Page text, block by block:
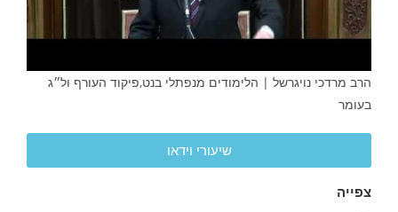
הרב מרדכי נויגרשל | הלימודים מנפתלי בנט,פיקוד העורף ול״ג
בעומר
שיעורי וידאו
צפייה